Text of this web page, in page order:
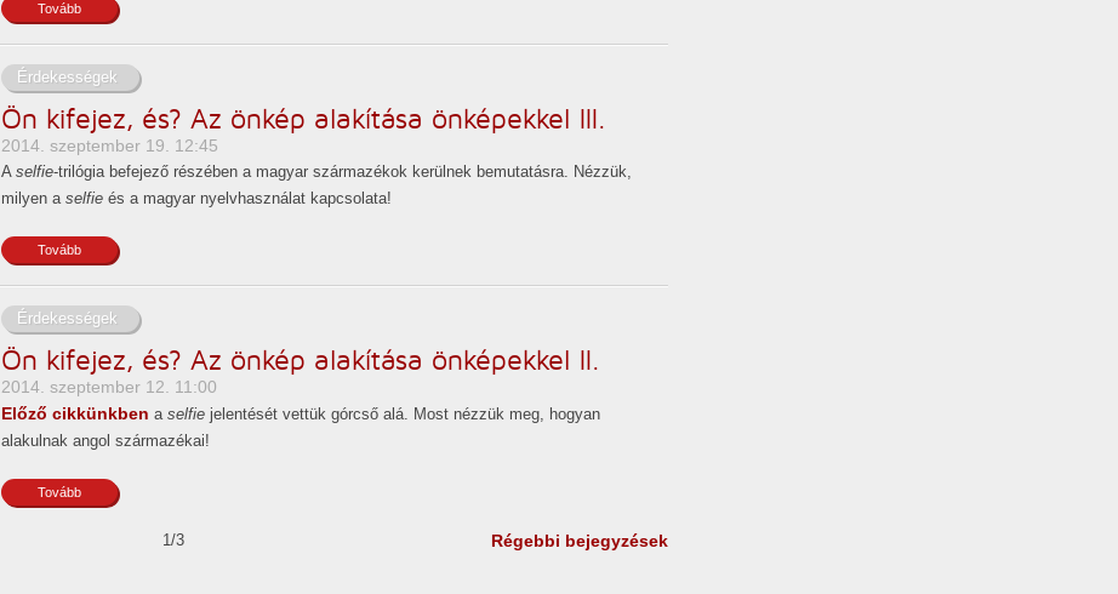
Tovább
Érdekességek
Ön kifejez, és? Az önkép alakítása önképekkel III.
2014. szeptember 19. 12:45
A selfie-trilógia befejező részében a magyar származékok kerülnek bemutatásra. Nézzük,
milyen a selfie és a magyar nyelvhasználat kapcsolata!
Tovább
Érdekességek
Ön kifejez, és? Az önkép alakítása önképekkel II.
2014. szeptember 12. 11:00
Előző cikkünkben a selfie jelentését vettük górcső alá. Most nézzük meg, hogyan
alakulnak angol származékai!
Tovább
1/3 Régebbi bejegyzések